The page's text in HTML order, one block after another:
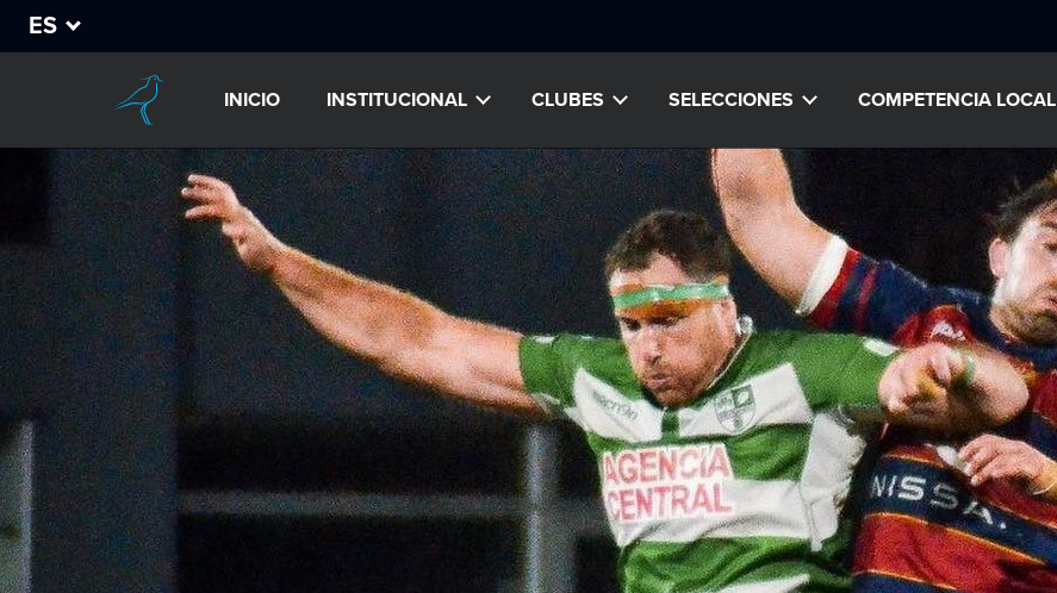
ES
INICIO INSTITUCIONAL CLUBES SELECCIONES COMPETENCIA LOCAL